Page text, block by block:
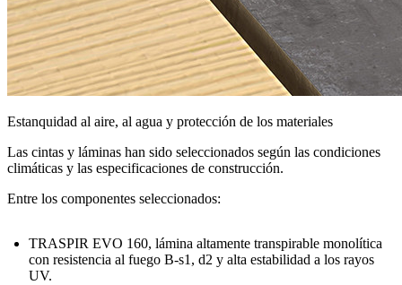
Estanquidad al aire, al agua y protección de los materiales
Las cintas y láminas han sido seleccionados según las condiciones
climáticas y las especificaciones de construcción.
Entre los componentes seleccionados:
TRASPIR EVO 160, lámina altamente transpirable monolítica
con resistencia al fuego B-s1, d2 y alta estabilidad a los rayos
UV.